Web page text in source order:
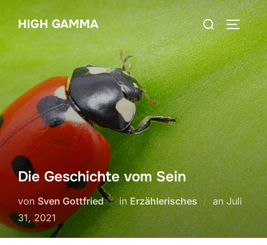
Inhalt
springen
HIGH GAMMA
Suchen
nach:
Die Geschichte vom Sein
von Sven Gottfried inErzählerisches an
am
Juli
31, 2021